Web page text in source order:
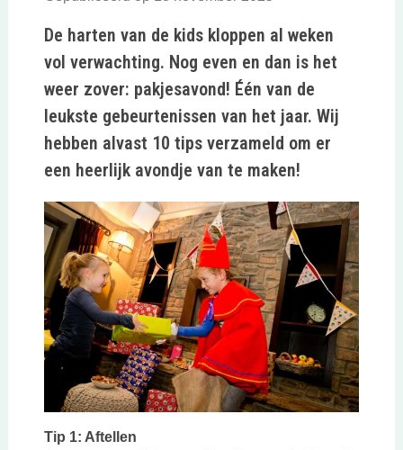
De harten van de kids kloppen al weken
vol verwachting. Nog even en dan is het
weer zover: pakjesavond! Één van de
leukste gebeurtenissen van het jaar. Wij
hebben alvast 10 tips verzameld om er
een heerlijk avondje van te maken!
Tip 1: Aftellen